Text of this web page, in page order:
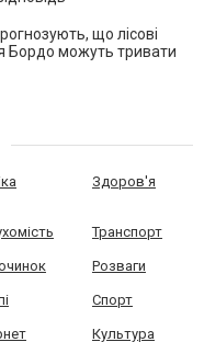
що лісові
Бордо можуть тривати
Здоров'я
Транспорт
Розваги
Спорт
Культура